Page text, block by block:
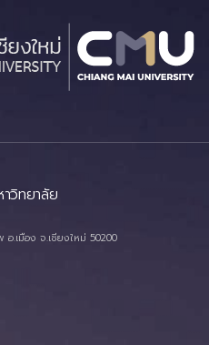
วิทยาลัย
.เมือง จ.เชียงใหม่ 50200